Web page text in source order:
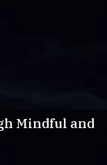
Mindful and